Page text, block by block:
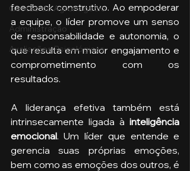
Gestão do Agronegócio
Administração
Avaliações Psicológicas
feedback construtivo. Ao empoderar
a equipe, o líder promove um senso
de responsabilidade e autonomia, o
que resulta em maior engajamento e
comprometimento com os
resultados.
A liderança efetiva também está
intrinsecamente ligada à inteligência
emocional. Um líder que entende e
gerencia suas próprias emoções,
bem como as emoções dos outros, é